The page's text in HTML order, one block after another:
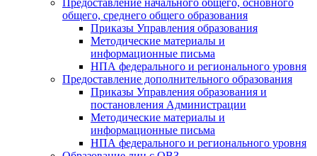
Предоставление начального общего, основного
общего, среднего общего образования
Приказы Управления образования
Методические материалы и
информационные письма
НПА федерального и регионального уровня
Предоставление дополнительного образования
Приказы Управления образования и
постановления Администрации
Методические материалы и
информационные письма
НПА федерального и регионального уровня